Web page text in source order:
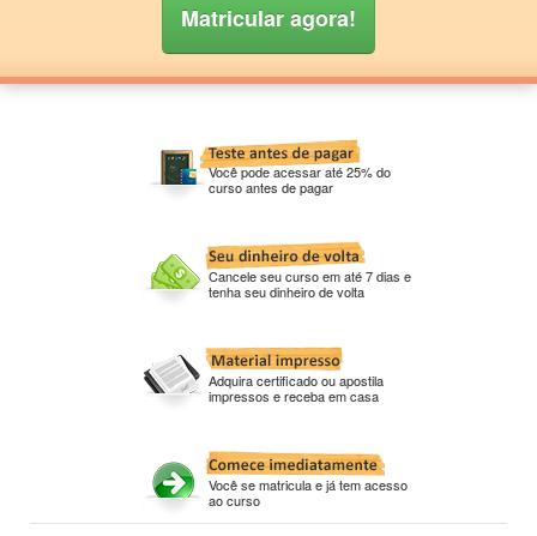
Matricular agora!
Você pode acessar até 25% do
curso antes de pagar
Cancele seu curso em até 7 dias e
tenha seu dinheiro de volta
Adquira certificado ou apostila
impressos e receba em casa
Você se matricula e já tem acesso
ao curso